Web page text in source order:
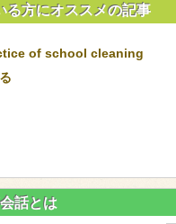
る方にオススメの記事
of school cleaning
話とは